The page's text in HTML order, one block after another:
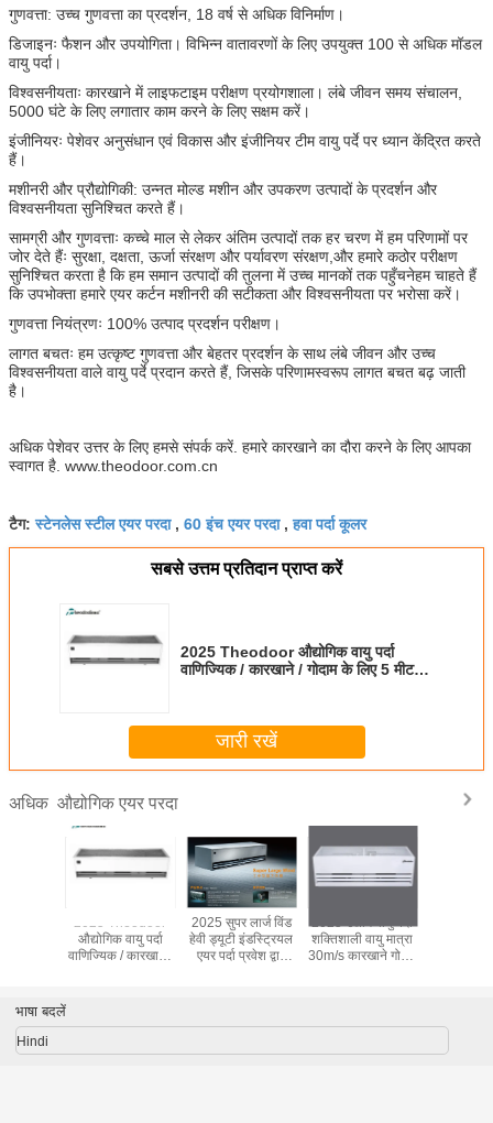
गुणवत्ता: उच्च गुणवत्ता का प्रदर्शन, 18 वर्ष से अधिक विनिर्माण।
डिजाइनः फैशन और उपयोगिता। विभिन्न वातावरणों के लिए उपयुक्त 100 से अधिक मॉडल
वायु पर्दा।
विश्वसनीयताः कारखाने में लाइफटाइम परीक्षण प्रयोगशाला। लंबे जीवन समय संचालन,
5000 घंटे के लिए लगातार काम करने के लिए सक्षम करें।
इंजीनियरः पेशेवर अनुसंधान एवं विकास और इंजीनियर टीम वायु पर्दे पर ध्यान केंद्रित करते
हैं।
मशीनरी और प्रौद्योगिकी: उन्नत मोल्ड मशीन और उपकरण उत्पादों के प्रदर्शन और
विश्वसनीयता सुनिश्चित करते हैं।
सामग्री और गुणवत्ताः कच्चे माल से लेकर अंतिम उत्पादों तक हर चरण में हम परिणामों पर
जोर देते हैंः सुरक्षा, दक्षता, ऊर्जा संरक्षण और पर्यावरण संरक्षण,और हमारे कठोर परीक्षण
सुनिश्चित करता है कि हम समान उत्पादों की तुलना में उच्च मानकों तक पहुँचनेहम चाहते हैं
कि उपभोक्ता हमारे एयर कर्टन मशीनरी की सटीकता और विश्वसनीयता पर भरोसा करें।
गुणवत्ता नियंत्रणः 100% उत्पाद प्रदर्शन परीक्षण।
लागत बचतः हम उत्कृष्ट गुणवत्ता और बेहतर प्रदर्शन के साथ लंबे जीवन और उच्च
विश्वसनीयता वाले वायु पर्दे प्रदान करते हैं, जिसके परिणामस्वरूप लागत बचत बढ़ जाती
है।
अधिक पेशेवर उत्तर के लिए हमसे संपर्क करें. हमारे कारखाने का दौरा करने के लिए आपका
स्वागत है. www.theodoor.com.cn
टैग:स्टेनलेस स्टील एयर परदा, 60 इंच एयर परदा,हवा पर्दा कूलर
सबसे उत्तम प्रतिदान प्राप्त करें
2025 Theodoor औद्योगिक वायु पर्दा
वाणिज्यिक / कारखाने / गोदाम के लिए 5 मीटर
जारी रखें
अधिक औद्योगिक एयर परदा
औद्योगिक वायु पर्दा
वाणिज्यिक / कारखाने /
2025 सुपर लार्ज विंड
हेवी ड्यूटी इंडस्ट्रियल
एयर पर्दा प्रवेश द्वार
शक्तिशाली वायु मात्रा
30m/s कारखाने गोदाम
भाषा बदलें
Hindi